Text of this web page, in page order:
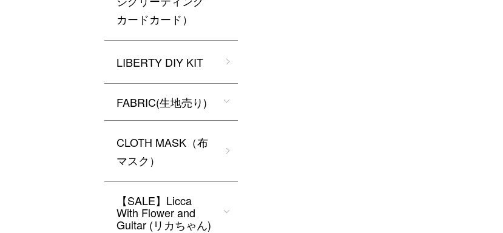
カードカード）
LIBERTY DIY KIT
FABRIC(生地売り)
CLOTH MASK（布
マスク）
【SALE】Licca
With Flower and
Guitar (リカちゃん)